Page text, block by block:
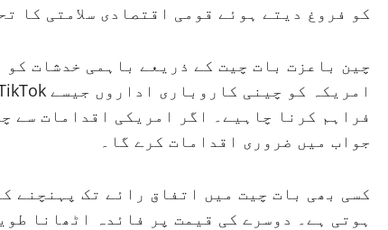
کو فروغ دیتے ہوئے قومی اقتصادی سلامتی کا
چین باعزت بات چیت کے ذریعے باہمی خدشات
فراہم کرنا چاہیے۔ اگر امریکی اقدامات سے
جواب میں ضروری اقدامات کرے گا۔
کسی بھی بات چیت میں اتفاق رائے تک پہنچنے
ہوتی ہے۔ دوسرے کی قیمت پر فائدہ اٹھانا